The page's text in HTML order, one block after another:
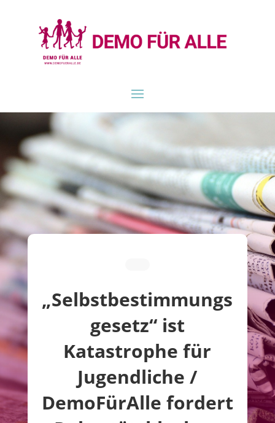
„Selbstbestimmungs
gesetz“ ist
Katastrophe für
Jugendliche /
DemoFürAlle fordert